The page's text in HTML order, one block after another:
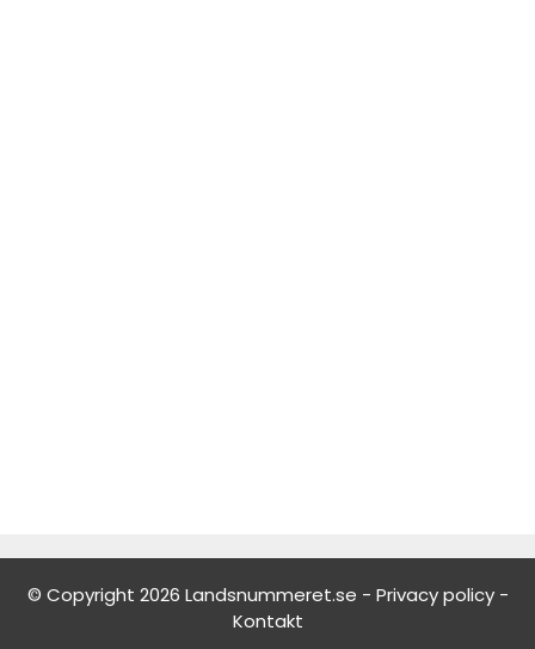
© Copyright 2026 Landsnummeret.se - Privacy policy-
Kontakt